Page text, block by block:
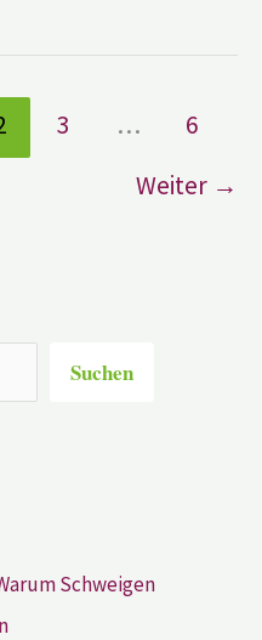
3 …
6
Weiter →
Suchen
Schweigen